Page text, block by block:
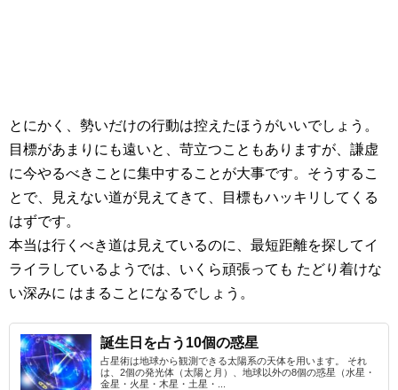
とにかく、勢いだけの行動は控えたほうがいいでしょう。
目標があまりにも遠いと、苛立つこともありますが、謙虚
に今やるべきことに集中することが大事です。そうするこ
とで、見えない道が見えてきて、目標もハッキリしてくる
はずです。
本当は行くべき道は見えているのに、最短距離を探してイ
ライラしているようでは、いくら頑張っても たどり着けな
い深みに はまることになるでしょう。
誕生日を占う10個の惑星
占星術は地球から観測できる太陽系の天体を用います。 それ
は、2個の発光体（太陽と月）、地球以外の8個の惑星（水星・
金星・火星・木星・土星・...